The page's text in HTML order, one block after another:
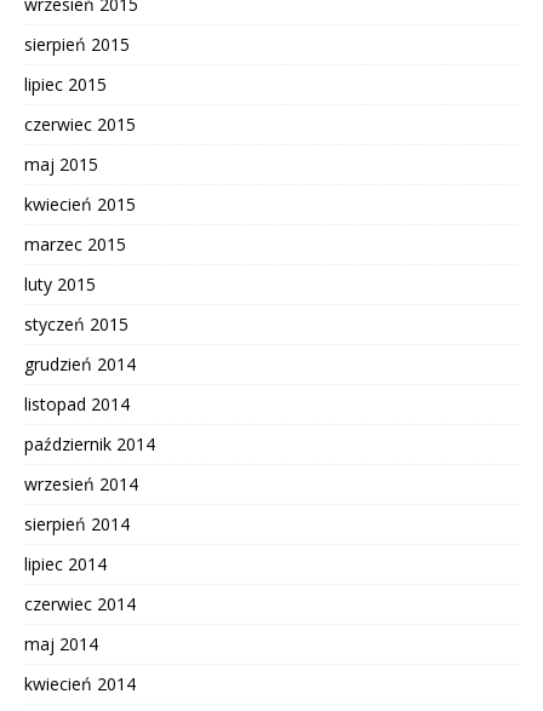
sierpień 2015
lipiec 2015
czerwiec 2015
maj 2015
kwiecień 2015
marzec 2015
luty 2015
styczeń 2015
grudzień 2014
listopad 2014
październik 2014
wrzesień 2014
sierpień 2014
lipiec 2014
czerwiec 2014
maj 2014
kwiecień 2014